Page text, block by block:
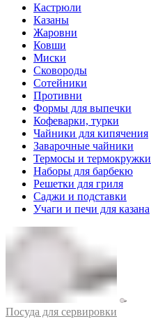
Кастрюли
Казаны
Жаровни
Ковши
Миски
Сковороды
Сотейники
Противни
Формы для выпечки
Кофеварки, турки
Чайники для кипячения
Заварочные чайники
Термосы и термокружки
Наборы для барбекю
Решетки для гриля
Саджи и подставки
Учаги и печи для казана
Посуда для сервировки